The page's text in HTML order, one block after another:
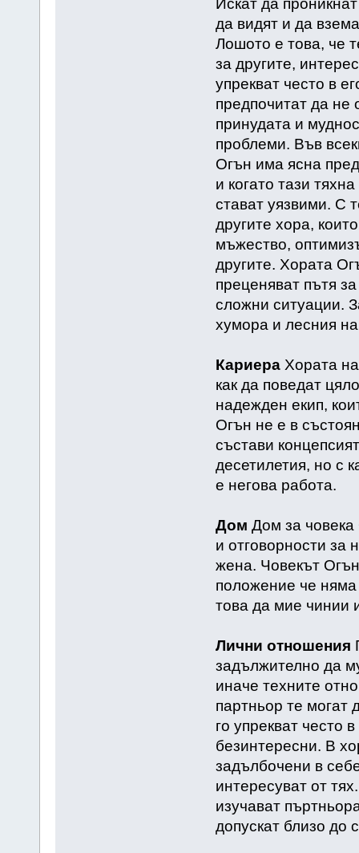
да видят и да
Лошото е това, че
за другите,
упрекват често в
предпочитат да
принудата и
проблеми. Във
Огън има ясна
и когато тази
стават уязвими. С
другите хора,
мъжество,
другите. Хората
преценяват пътя
сложни ситуации.
хумора и лесния
КариераХората
как да поведат
надежден екип,
Огън не е в
състави
десетилетия, но с
е негова работа.
Дом Дом за
и отговорности за
жена. Човекът
положение че
това да мие чинии
Лични отношения
задължително да
иначе техните
партньор те могат
го упрекват често
безинтересни. В
задълбочени в
интересуват от
изучават
допускат близо до